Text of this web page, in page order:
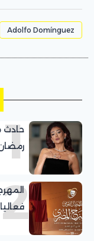
Adolfo Domínguez
1
حادث
2